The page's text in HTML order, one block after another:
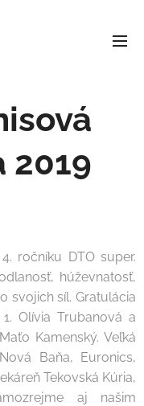
2019
ročníku DTO super.
húževnatosť,
svojich síl. Gratulácia
Olívia Trubanová a
Kamenský. Veľká
Baňa, Euronics,
Tekovská Kúria,
aj našim